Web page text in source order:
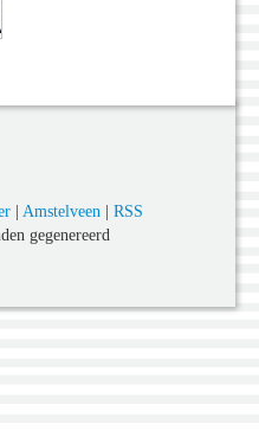
| Amstelveen| RSS
gegenereerd